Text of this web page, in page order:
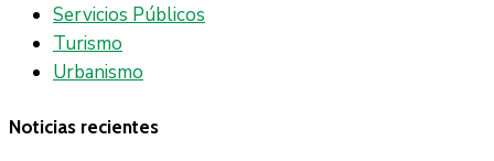
Servicios Públicos
Turismo
Urbanismo
Noticias recientes